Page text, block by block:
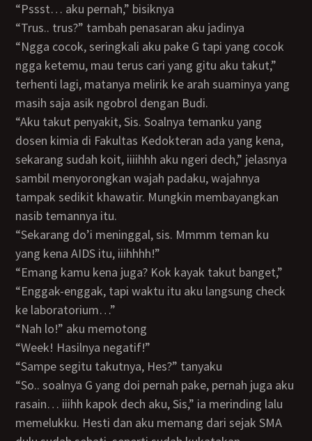
“pssst… aku pernah,” bisiknya
“trus.. trus?” tambah penasaran aku jadinya
“ngga cocok, seringkali aku pake G tapi yang cocok
ngga ketemu, mau terus cari yang gitu aku takut,”
terhenti lagi, matanya melirik ke arah suaminya yang
masih saja asik ngobrol dengan Budi.
“aku takut penyakit, Sis. Soalnya temanku yang
dosen kimia di Fakultas Kedokteran ada yang kena,
sekarang sudah koit, iiiihhh aku ngeri dech,” jelasnya
sambil menyorongkan wajah padaku, wajahnya
tampak sedikit khawatir. Mungkin membayangkan
nasib temannya itu.
“sekarang do’i meninggal, sis. Mmmm teman ku
yang kena AIDS itu, iiihhhh!”
“emang kamu kena juga? Kok kayak takut banget,”
“enggak-enggak, tapi waktu itu aku langsung check
ke laboratorium…”
“nah lo!” aku memotong
“week! Hasilnya negatif!”
“sampe segitu takutnya, Hes?” tanyaku
“so.. soalnya G yang doi pernah pake, pernah juga aku
rasain… iiihh kapok dech aku, Sis,” ia merinding lalu
memelukku. Hesti dan aku memang dari sejak SMA